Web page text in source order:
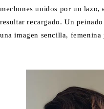
mechones unidos por un lazo,
resultar recargado. Un
una imagen sencilla,